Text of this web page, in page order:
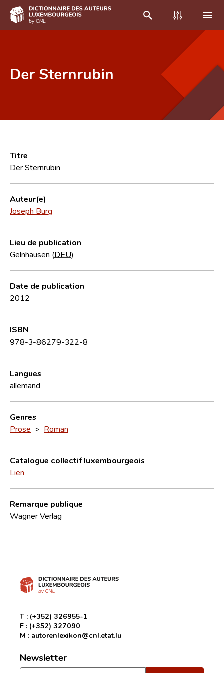
Foire aux questions
CNL
Équipe scientifique
Contact
Der Sternrubin
Titre
Der Sternrubin
Auteur(e)
Joseph Burg
Lieu de publication
Gelnhausen (DEU)
Date de publication
2012
ISBN
978-3-86279-322-8
Langues
allemand
Genres
Prose > Roman
Catalogue collectif luxembourgeois
Lien
Remarque publique
Wagner Verlag
T : (+352) 326955-1
F : (+352) 327090
M : autorenlexikon@cnl.etat.lu
Newsletter